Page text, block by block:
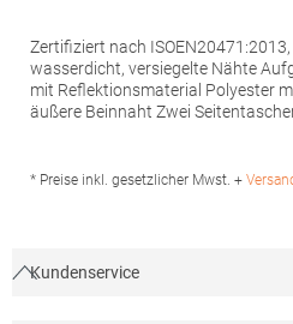
Zertifiziert nach ISOEN20471:2013, Klasse
wasserdicht, versiegelte Nähte Aufgenähte 50 mm breite Bänder
mit Reflektionsmaterial Polyester mit PU-Beschichtung Keine
äußere Beinnaht Zwei Seitentaschen und eine Schlüsseltasche
gewährleistet die
Bratislava Slowakei E-Mail:
* Preise inkl. gesetzlicher Mwst. +
Kundenservice